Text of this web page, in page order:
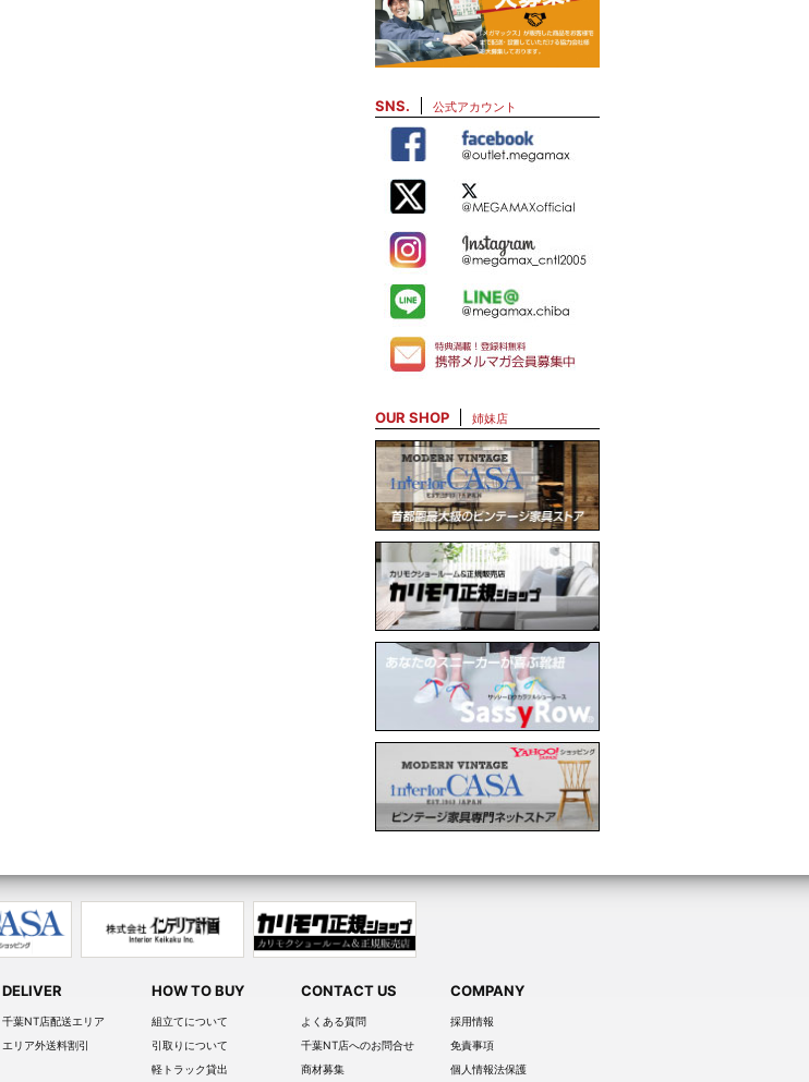
SNS. 公式アカウント
OUR SHOP 姉妹店
DELIVER
千葉NT店配送エリア
エリア外送料割引
HOW TO BUY
組立てについて
引取りについて
軽トラック貸出
CONTACT US
よくある質問
千葉NT店へのお問合せ
商材募集
COMPANY
採用情報
免責事項
個人情報法保護